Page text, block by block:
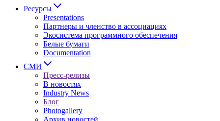
Ресурсы
Presentations
Партнеры и членство в ассоциациях
Экосистема программного обеспечения
Белые бумаги
Documentation
СМИ
Пресс-релизы
В новостях
Industry News
Блог
Photogallery